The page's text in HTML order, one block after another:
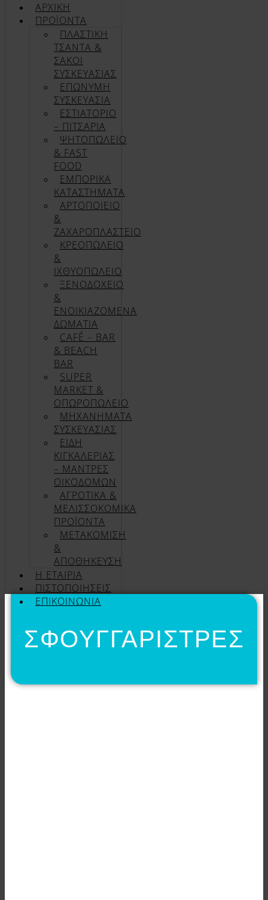
ΑΡΧΙΚΉ
ΠΡΟΪΌΝΤΑ
ΠΛΑΣΤΙΚΗ
ΤΣΑΝΤΑ &
ΣΑΚΟΙ
ΣΥΣΚΕΥΑΣΙΑΣ
ΕΠΏΝΥΜΗ
ΣΥΣΚΕΥΑΣΊΑ
ΕΣΤΙΑΤΟΡΙΟ
– ΠΙΤΣΑΡΙΑ
ΨΗΤΟΠΩΛΕΙΟ
& FAST
FOOD
ΕΜΠΟΡΙΚΑ
ΚΑΤΑΣΤΗΜΑΤΑ
ΑΡΤΟΠΟΙΕΙΟ
&
ΖΑΧΑΡΟΠΛΑΣΤΕΙΟ
ΚΡΕΟΠΩΛΕΙΟ
&
ΙΧΘΥΟΠΩΛΕΙΟ
ΞΕΝΟΔΟΧΕΙΟ
&
ΕΝΟΙΚΙΑΖΟΜΕΝΑ
ΔΩΜΑΤΙΑ
CAFÉ – BAR
& BEACH
BAR
SUPER
MARKET &
ΟΠΩΡΟΠΩΛΕΙΟ
ΜΗΧΑΝΗΜΑΤΑ
ΣΥΣΚΕΥΑΣΙΑΣ
ΕΙΔΗ
ΚΙΓΚΑΛΕΡΙΑΣ
– ΜΑΝΤΡΕΣ
ΟΙΚΟΔΟΜΩΝ
ΑΓΡΟΤΙΚΑ &
ΜΕΛΙΣΣΟΚΟΜΙΚΑ
ΠΡΟΪΟΝΤΑ
ΜΕΤΑΚΟΜΙΣΗ
&
ΑΠΟΘΗΚΕΥΣΗ
Η ΕΤΑΙΡΊΑ
ΠΙΣΤΟΠΟΙΉΣΕΙΣ
ΕΠΙΚΟΙΝΩΝΊΑ
ΣΦΟΥΓΓΑΡΙΣΤΡΕΣ